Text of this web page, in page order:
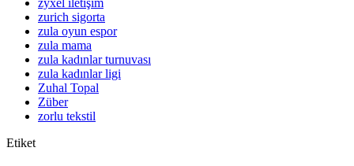
zyxel iletişim
zurich sigorta
zula oyun espor
zula mama
zula kadınlar turnuvası
zula kadınlar ligi
Zuhal Topal
Züber
zorlu tekstil
Etiket